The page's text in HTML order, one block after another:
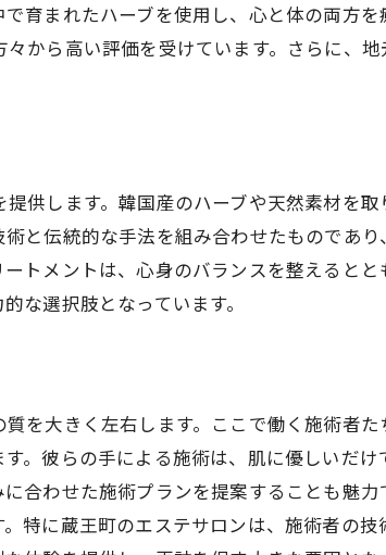
育まれたハーブを使用し、心と体の両方を
から高い評価を受けています。さらに、地
供します。韓国産のハーブや天然素材を
と伝統的な手法を組み合わせたものであり
トメントは、心身のバランスを整えるとと
な選択肢となっています。
を大きく左右します。ここで働く施術者た
。彼らの手による施術は、肌に優しいだけ
合わせた施術プランを提案することも魅力
特に蔵王町のエステサロンは、施術者の技